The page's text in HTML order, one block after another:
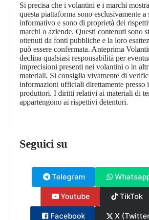
Si precisa che i volantini e i marchi
questa piattaforma sono esclusivamente a
informativo e sono di proprietà dei
marchi o aziende. Questi contenuti sono
ottenuti da fonti pubbliche e la loro
può essere confermata. Anteprima
declina qualsiasi responsabilità per
imprecisioni presenti nei volantini o in
materiali. Si consiglia vivamente di
informazioni ufficiali direttamente presso i
produttori. I diritti relativi ai materiali di
appartengono ai rispettivi detentori.
Seguici su
Telegram
Youtube TikTok
Facebook X